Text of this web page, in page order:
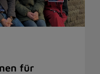
für